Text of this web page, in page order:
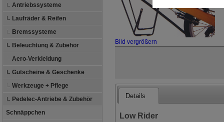
Antriebssysteme
Laufräder & Reifen
Bremssysteme
Beleuchtung & Zubehör
Aero-Verkleidung
Gutscheine & Geschenke
Werkzeuge + Pflege
Pedelec-Antriebe & Zubehör
Schnäppchen
Bild vergrößern
Details
Low Rider